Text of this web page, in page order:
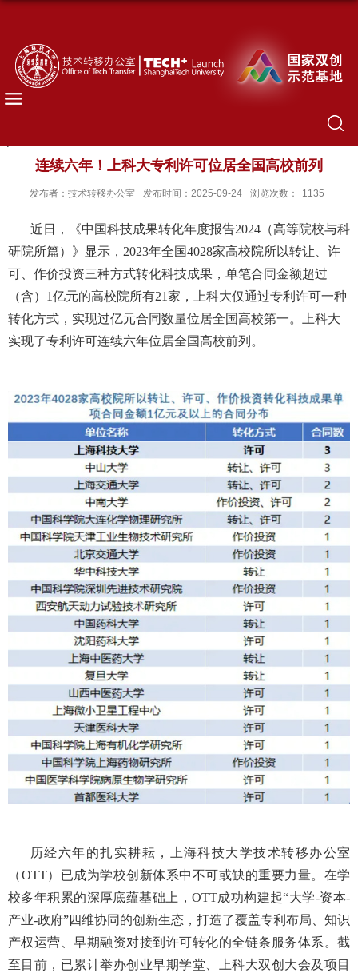
连续六年！上科大专利许可位居全国高校前列
发布者：技术转移办公室 发布时间：2025-09-24 浏览次数： 1135
近日，《中国科技成果转化年度报告2024（高等院校与科
研院所篇）》显示，2023年全国4028家高校院所以转让、许
可、作价投资三种方式转化科技成果，单笔合同金额超过
（含）1亿元的高校院所有21家，上科大仅通过专利许可一种
转化方式，实现过亿元合同数量位居全国高校第一。上科大
实现了专利许可连续六年位居全国高校前列。
历经六年的扎实耕耘，上海科技大学技术转移办公室
（OTT）已成为学校创新体系中不可或缺的重要力量。在学
校多年积累的深厚底蕴基础上，OTT成功构建起“大学-资本-
产业-政府”四维协同的创新生态，打造了覆盖专利布局、知识
产权运营、早期融资对接到许可转化的全链条服务体系。截
至目前，已累计举办创业早期学堂、上科大双创大会及项目